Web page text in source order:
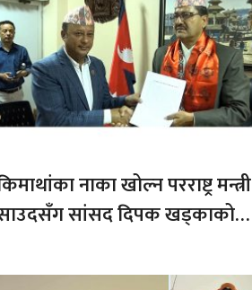
नाका खोल्न परराष्ट्र मन्त्री
सांसद दिपक खड्काको